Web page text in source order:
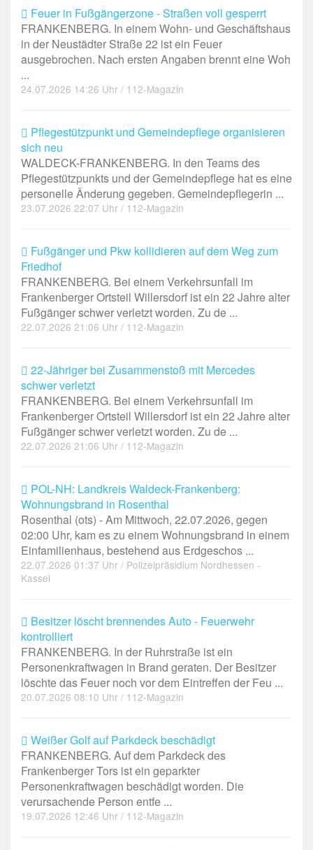
Feuer in Fußgängerzone - Straßen voll gesperrt
FRANKENBERG. In einem Wohn- und Geschäftshaus
in der Neustädter Straße 22 ist ein Feuer
ausgebrochen. Nach ersten Angaben brennt eine Woh
...
24.07.2026 14:26 Uhr / 112-Magazin
Pflegestützpunkt und Gemeindepflege organisieren
sich neu
WALDECK-FRANKENBERG. In den Teams des
Pflegestützpunkts und der Gemeindepflege hat es eine
personelle Änderung gegeben. Gemeindepflegerin ...
23.07.2026 22:07 Uhr / 112-Magazin
Fußgänger und Pkw kollidieren auf dem Weg zum
Friedhof
FRANKENBERG. Bei einem Verkehrsunfall im
Frankenberger Ortsteil Willersdorf ist ein 22 Jahre alter
Fußgänger schwer verletzt worden. Zu de ...
22.07.2026 21:06 Uhr / 112-Magazin
22-Jähriger bei Zusammenstoß mit Mercedes
schwer verletzt
FRANKENBERG. Bei einem Verkehrsunfall im
Frankenberger Ortsteil Willersdorf ist ein 22 Jahre alter
Fußgänger schwer verletzt worden. Zu de ...
22.07.2026 21:06 Uhr / 112-Magazin
POL-NH: Landkreis Waldeck-Frankenberg:
Wohnungsbrand in Rosenthal
Rosenthal (ots) - Am Mittwoch, 22.07.2026, gegen
02:00 Uhr, kam es zu einem Wohnungsbrand in einem
Einfamilienhaus, bestehend aus Erdgeschos ...
22.07.2026 01:37 Uhr / Polizeipräsidium Nordhessen -
Kassel
Besitzer löscht brennendes Auto - Feuerwehr
kontrolliert
FRANKENBERG. In der Ruhrstraße ist ein
Personenkraftwagen in Brand geraten. Der Besitzer
löschte das Feuer noch vor dem Eintreffen der Feu ...
20.07.2026 08:10 Uhr / 112-Magazin
Weißer Golf auf Parkdeck beschädigt
FRANKENBERG. Auf dem Parkdeck des
Frankenberger Tors ist ein geparkter
Personenkraftwagen beschädigt worden. Die
verursachende Person entfe ...
19.07.2026 12:46 Uhr / 112-Magazin